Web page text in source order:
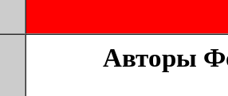
Авторы